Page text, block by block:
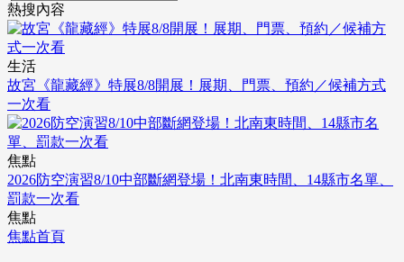
熱搜內容
生活
故宮《龍藏經》特展8/8開展！展期、門票、預約／候補方式
一次看
焦點
2026防空演習8/10中部斷網登場！北南東時間、14縣市名單、
罰款一次看
焦點
焦點首頁